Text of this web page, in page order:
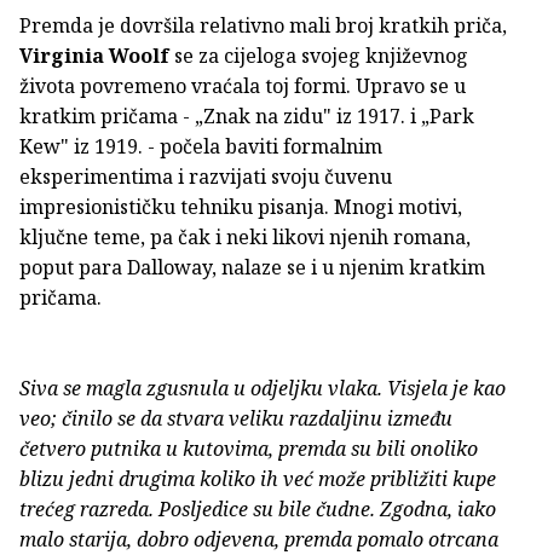
Premda je dovršila relativno mali broj kratkih priča,
Virginia Woolfse za cijeloga svojeg književnog
života povremeno vraćala toj formi. Upravo se u
kratkim pričama - „Znak na zidu" iz 1917. i „Park
Kew" iz 1919. - počela baviti formalnim
eksperimentima i razvijati svoju čuvenu
impresionističku tehniku pisanja. Mnogi motivi,
ključne teme, pa čak i neki likovi njenih romana,
poput para Dalloway, nalaze se i u njenim kratkim
pričama.
Siva se magla zgusnula u odjeljku vlaka. Visjela je kao
veo; činilo se da stvara veliku razdaljinu između
četvero putnika u kutovima, premda su bili onoliko
blizu jedni drugima koliko ih već može približiti kupe
trećeg razreda. Posljedice su bile čudne. Zgodna, iako
malo starija, dobro odjevena, premda pomalo otrcana